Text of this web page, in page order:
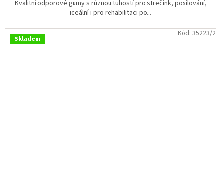
Kvalitní odporové gumy s různou tuhostí pro strečink, posilování,
ideální i pro rehabilitaci po...
Skladem
Kód: 35223/2